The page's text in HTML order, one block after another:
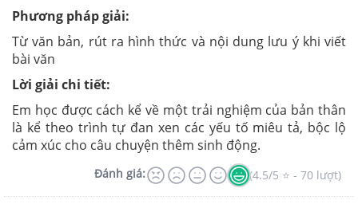
Phương pháp giải:
Từ văn bản, rút ra hình thức và nội dung lưu ý khi viết
bài văn
Lời giải chi tiết:
Em học được cách kể về một trải nghiệm của bản thân
là kể theo trình tự đan xen các yếu tố miêu tả, bộc lộ
cảm xúc cho câu chuyện thêm sinh động.
Đánh giá: (4.5/5 ⭐ - 70 lượt)